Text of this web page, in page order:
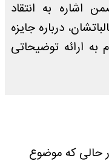
اشاره به انتقاد
درباره جایزه
به ارائه توضیحاتی
حالی که موضوع